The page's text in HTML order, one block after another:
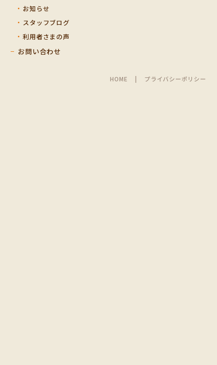
お知らせ
スタッフブログ
利用者さまの声
お問い合わせ
HOME プライバシーポリシー